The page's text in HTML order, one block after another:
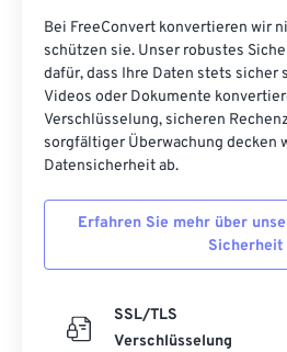
Bei FreeConvert konvertieren wir
schützen sie. Unser robustes
dafür, dass Ihre Daten stets sicher
Videos oder Dokumente
Verschlüsselung, sicheren
sorgfältiger Überwachung decken
Datensicherheit ab.
Erfahren Sie mehr über
Sicherheit
SSL/TLS
Verschlüsselung